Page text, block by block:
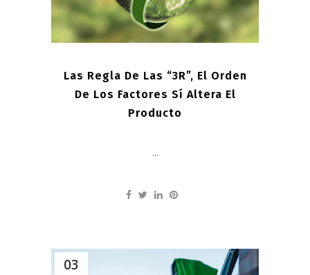
Las Regla De Las “3R”, El Orden
De Los Factores Sí Altera El
Producto
...
03